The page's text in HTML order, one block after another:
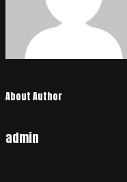
About Author
admin